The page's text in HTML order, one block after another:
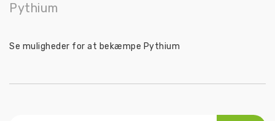
Pythium
Se muligheder for at bekæmpe Pythium